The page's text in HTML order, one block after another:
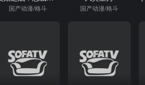
国产动漫/格斗 国产动漫/格斗